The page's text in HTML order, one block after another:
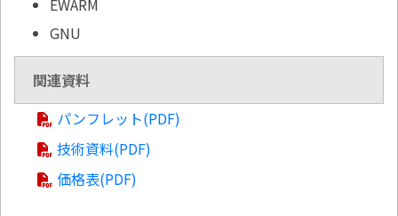
EWARM
GNU
関連資料
パンフレット(PDF)
技術資料(PDF)
価格表(PDF)